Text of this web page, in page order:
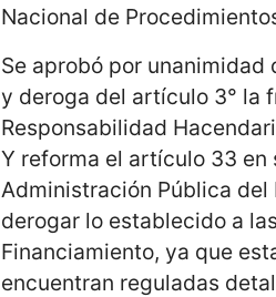
Nacional de
Se aprobó por
y deroga del artículo 3° la
Responsabilidad
Y reforma el artículo 33 en
Administración Pública del
derogar lo establecido a
Financiamiento, ya que
encuentran reguladas